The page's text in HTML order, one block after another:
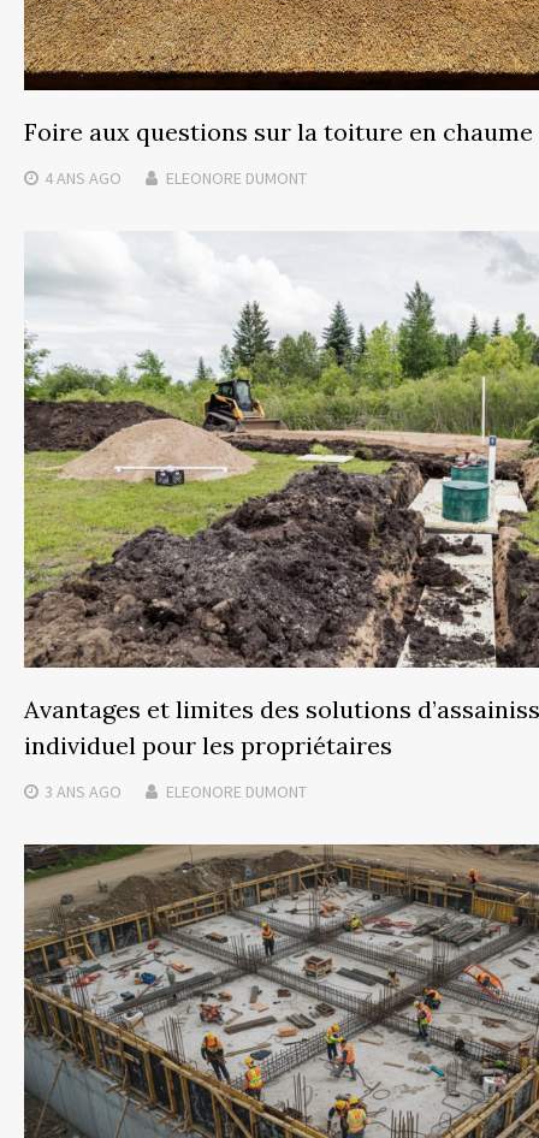
Foire aux questions sur la toiture en chaume
4 ANS AGO ELEONORE DUMONT
Avantages et limites des solutions
individuel pour les propriétaires
3 ANS AGO ELEONORE DUMONT